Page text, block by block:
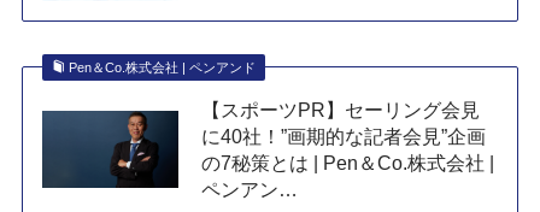
Pen＆Co.株式会社 | ペンアンド
【スポーツPR】セーリング会見
に40社！”画期的な記者会見”企画
の7秘策とは | Pen＆Co.株式会社 |
ペンアン…